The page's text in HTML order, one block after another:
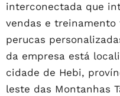
interconectada que
vendas e
perucas
da empresa está
cidade de Hebi,
leste das Montanhas